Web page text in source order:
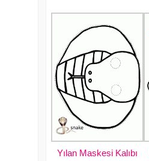
Yılan Maskesi Kalıbı